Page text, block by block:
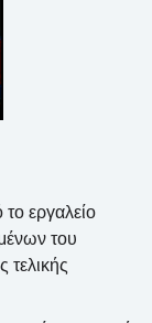
το εργαλείο
του
τελικής